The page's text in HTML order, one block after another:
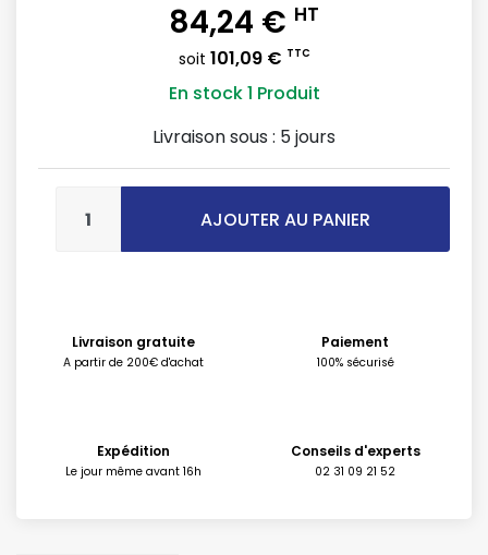
84,24 € HT
soit 101,09 € TTC
En stock1 Produit
Livraison sous : 5 jours
AJOUTER AU PANIER
Livraison gratuite
A partir de 200€ d'achat
Paiement
100% sécurisé
Expédition
Le jour même avant 16h
Conseils d'experts
02 31 09 21 52